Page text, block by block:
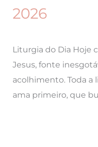
2026
Liturgia do Dia Hoje
Jesus, fonte
acolhimento. Toda a
ama primeiro, que